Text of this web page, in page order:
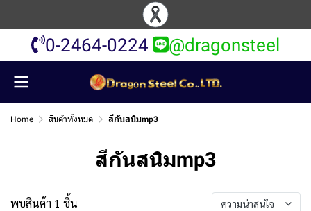
0-2464-0224 @dragonsteel
Home สินค้าทั้งหมด สีกันสนิมmp3
สีกันสนิมmp3
พบสินค้า 1 ชิ้น ความน่าสนใจ